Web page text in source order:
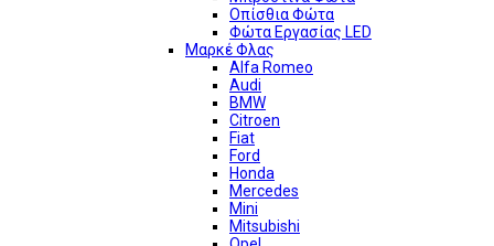
Οπίσθια Φώτα
Φώτα Εργασίας LED
Μαρκέ Φλας
Alfa Romeo
Audi
BMW
Citroen
Fiat
Ford
Honda
Mercedes
Mini
Mitsubishi